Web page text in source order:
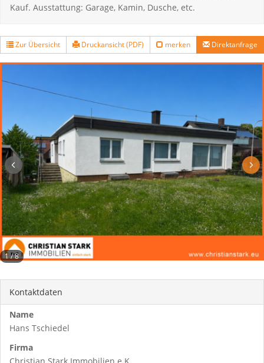
Kauf. Ausstattung: Garage, Kamin, Dusche, etc.
Zur Übersicht Druckansicht (PDF) merken Direktanfrage
1/8
Kontaktdaten
Name
Hans Tschiedel
Firma